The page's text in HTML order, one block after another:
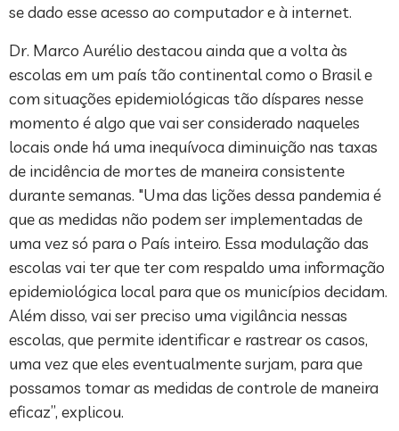
se dado esse acesso ao computador e à internet.
Dr. Marco Aurélio destacou ainda que a volta às
escolas em um país tão continental como o Brasil e
com situações epidemiológicas tão díspares nesse
momento é algo que vai ser considerado naqueles
locais onde há uma inequívoca diminuição nas taxas
de incidência de mortes de maneira consistente
durante semanas. "Uma das lições dessa pandemia é
que as medidas não podem ser implementadas de
uma vez só para o País inteiro. Essa modulação das
escolas vai ter que ter com respaldo uma informação
epidemiológica local para que os municípios decidam.
Além disso, vai ser preciso uma vigilância nessas
escolas, que permite identificar e rastrear os casos,
uma vez que eles eventualmente surjam, para que
possamos tomar as medidas de controle de maneira
eficaz”, explicou.